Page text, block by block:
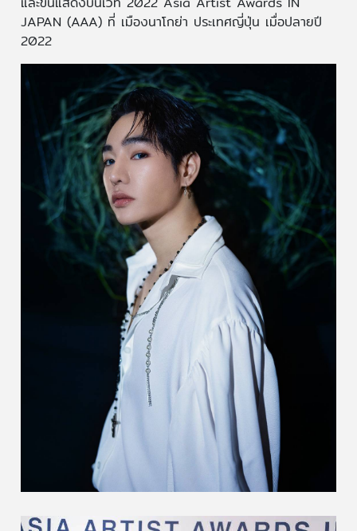
JAPAN (AAA) ที่ เมืองนาโกย่า ประเทศญี่ปุ่น เมื่อปลายปี
2022